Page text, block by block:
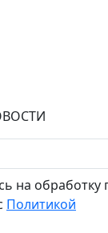
на обработку
Политикой